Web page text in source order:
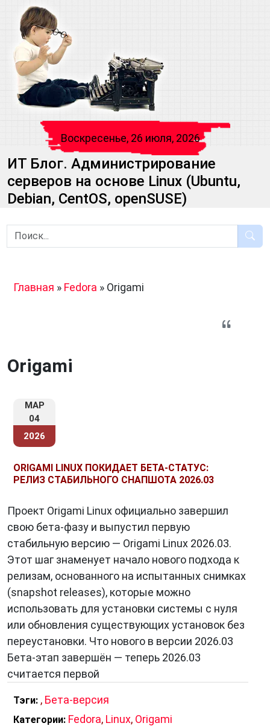
Воскресенье, 26 июля, 2026
ИТ Блог. Администрирование
серверов на основе Linux (Ubuntu,
Debian, CentOS, openSUSE)
Главная » Fedora » Origami
Origami
МАР
04
2026
ORIGAMI LINUX ПОКИДАЕТ БЕТА-СТАТУС:
РЕЛИЗ СТАБИЛЬНОГО СНАПШОТА 2026.03
Проект Origami Linux официально завершил
свою бета-фазу и выпустил первую
стабильную версию — Origami Linux 2026.03.
Этот шаг знаменует начало нового подхода к
релизам, основанного на испытанных снимках
(snapshot releases), которые можно
использовать для установки системы с нуля
или обновления существующих установок без
переустановки. Что нового в версии 2026.03
Бета-этап завершён — теперь 2026.03
считается первой
Тэги: , Бета-версия
Категории: Fedora, Linux, Origami